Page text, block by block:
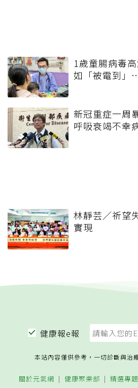
1歲童腸病毒
如「被電到」
新冠重症一周
呼吸衰竭不幸
林靜芸／祈望
實現
健康報e報
本站內容僅供參考，一切診斷與治
關於元氣網 健康聚樂部 精選專題